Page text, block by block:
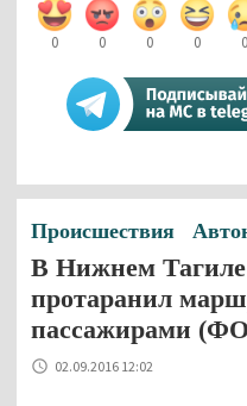
0 0 0 0 0
Происшествия
В Нижнем Тагиле
протаранил
пассажирами
02.09.2016 12:02